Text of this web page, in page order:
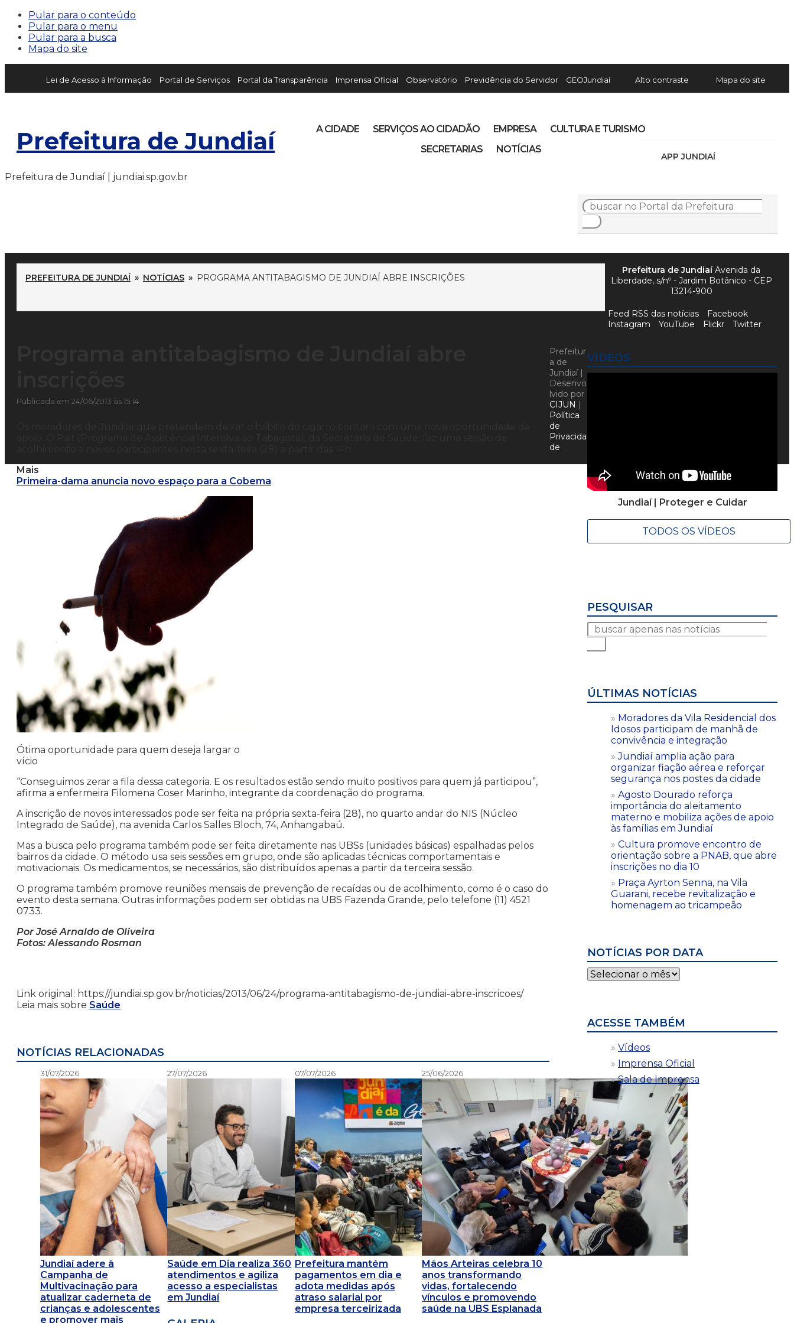
Pular para o conteúdo
Pular para o menu
Pular para a busca
Mapa do site
Lei de Acesso à Informação Portal de Serviços Portal da Transparência Imprensa Oficial Observatório Previdência do Servidor GEOJundiaí Alto contraste Mapa do site
Prefeitura de Jundiaí
APP JUNDIAÍ
A CIDADE SERVIÇOS AO CIDADÃO EMPRESA
CULTURA E TURISMO
SECRETARIAS
NOTÍCIAS
Prefeitura de Jundiaí | jundiai.sp.gov.br
PREFEITURA DE JUNDIAÍ » NOTÍCIAS » PROGRAMA ANTITABAGISMO DE JUNDIAÍ ABRE INSCRIÇÕES
Publicada em 24/06/2013 às 15:14
Mais
Primeira-dama anuncia novo espaço para a Cobema
Ótima oportunidade para quem deseja largar o
vício
“Conseguimos zerar a fila dessa categoria. E os resultados estão sendo muito positivos para quem já participou”,
afirma a enfermeira Filomena Coser Marinho, integrante da coordenação do programa.
A inscrição de novos interessados pode ser feita na própria sexta-feira (28), no quarto andar do NIS (Núcleo
Integrado de Saúde), na avenida Carlos Salles Bloch, 74, Anhangabaú.
Mas a busca pelo programa também pode ser feita diretamente nas UBSs (unidades básicas) espalhadas pelos
bairros da cidade. O método usa seis sessões em grupo, onde são aplicadas técnicas comportamentais e
motivacionais. Os medicamentos, se necessários, são distribuídos apenas a partir da terceira sessão.
O programa também promove reuniões mensais de prevenção de recaídas ou de acolhimento, como é o caso do
evento desta semana. Outras informações podem ser obtidas na UBS Fazenda Grande, pelo telefone (11) 4521
0733.
Por José Arnaldo de Oliveira
Fotos: Alessando Rosman
Link original: https://jundiai.sp.gov.br/noticias/2013/06/24/programa-antitabagismo-de-jundiai-abre-inscricoes/
Leia mais sobre Saúde
NOTÍCIAS RELACIONADAS
31/07/2026
Jundiaí adere à
Campanha de
Multivacinação para
atualizar caderneta de
crianças e adolescentes
e promover mais
27/07/2026
Saúde em Dia realiza 360
atendimentos e agiliza
acesso a especialistas
em Jundiaí
07/07/2026
Prefeitura mantém
pagamentos em dia e
adota medidas após
atraso salarial por
empresa terceirizada
25/06/2026
Mãos Arteiras celebra 10
anos transformando
vidas, fortalecendo
vínculos e promovendo
saúde na UBS Esplanada
VÍDEOS
Jundiaí | Proteger e Cuidar
TODOS OS VÍDEOS
PESQUISAR
ÚLTIMAS NOTÍCIAS
Moradores da Vila Residencial dos
Idosos participam de manhã de
convivência e integração
Jundiaí amplia ação para
organizar fiação aérea e reforçar
segurança nos postes da cidade
Agosto Dourado reforça
importância do aleitamento
materno e mobiliza ações de apoio
às famílias em Jundiaí
Cultura promove encontro de
orientação sobre a PNAB, que abre
inscrições no dia 10
Praça Ayrton Senna, na Vila
Guarani, recebe revitalização e
homenagem ao tricampeão
NOTÍCIAS POR DATA
Notícias
por
ACESSE TAMBÉM
Vídeos
Imprensa Oficial
Sala de Imprensa
Prefeitura de JundiaíAvenida da
Liberdade, s/nº - Jardim Botânico - CEP
13214-900
Feed RSS das notícias
Facebook
Instagram
YouTube Flickr Twitter
Prefeitur
a de
Jundiaí |
Desenvo
lvido por
CIJUN |
Política
de
Privacida
de